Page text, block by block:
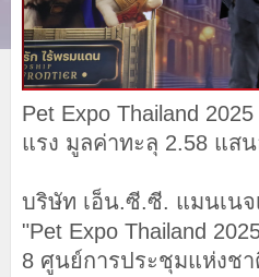
Pet Expo Thailand
แรง มูลค่าทะลุ 2.58 แส
บริษัท เอ็น.ซี.ซี. แมนเน
"Pet Expo Thailand
8 ศูนย์การประชุมแห่งชา